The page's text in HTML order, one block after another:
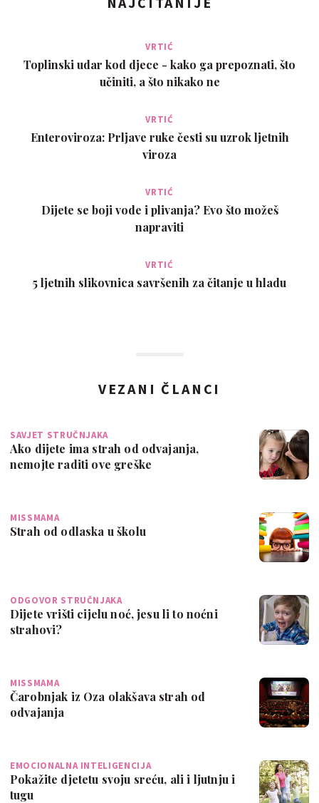
VRTIĆ
Toplinski udar kod djece - kako ga prepoznati, što
učiniti, a što nikako ne
VRTIĆ
Enteroviroza: Prljave ruke česti su uzrok ljetnih
viroza
VRTIĆ
Dijete se boji vode i plivanja? Evo što možeš
napraviti
VRTIĆ
5 ljetnih slikovnica savršenih za čitanje u hladu
VEZANI ČLANCI
SAVJET STRUČNJAKA
Ako dijete ima strah od odvajanja,
nemojte raditi ove greške
MISSMAMA
Strah od odlaska u školu
ODGOVOR STRUČNJAKA
Dijete vrišti cijelu noć, jesu li to noćni
strahovi?
MISSMAMA
Čarobnjak iz Oza olakšava strah od
odvajanja
EMOCIONALNA INTELIGENCIJA
Pokažite djetetu svoju sreću, ali i ljutnju i
tugu